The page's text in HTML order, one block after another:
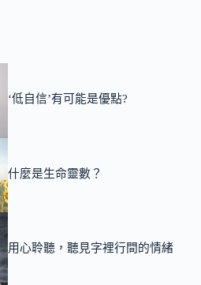
‘低自信’有可能是優點?
什麼是生命靈數？
用心聆聽，聽見字裡行間的情緒